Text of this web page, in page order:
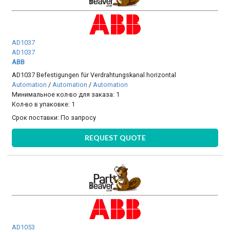
AD1037
AD1037
ABB
AD1037 Befestigungen für Verdrahtungskanal horizontal
Automation /Automation /Automation
Минимальное кол-во для заказа: 1
Кол-во в упаковке: 1
Срок поставки:По запросу
REQUEST QUOTE
AD1053